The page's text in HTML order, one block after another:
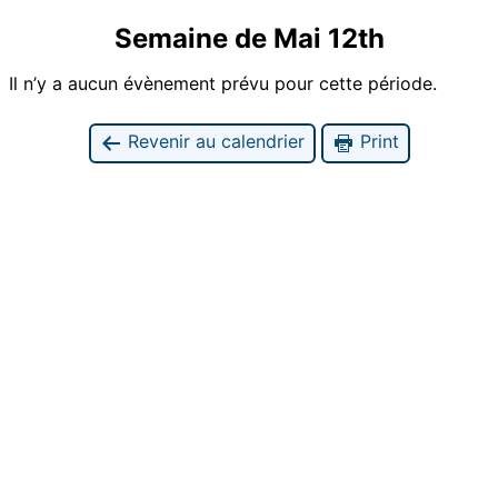
Semaine de Mai 12th
Il n’y a aucun évènement prévu pour cette période.
Revenir au calendrier Print